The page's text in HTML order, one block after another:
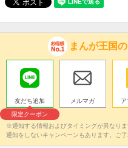
まんが王国
友だち追加
限定クーポン
メルマガ
※通知する情報およびタイミングが異なり
通知をしないキャンペーンもあります。ご了